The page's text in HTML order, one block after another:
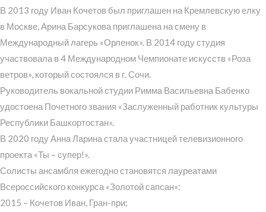
В 2013 году Иван Кочетов был приглашен на Кремлевскую елку
в Москве, Арина Барсукова приглашена на смену в
Международный лагерь «Орленок». В 2014 году студия
участвовала в 4 Международном Чемпионате искусств «Роза
ветров», который состоялся в г. Сочи.
Руководитель вокальной студии Римма Васильевна Бабенко
удостоена Почетного звания «Заслуженный работник культуры
Республики Башкортостан».
В 2020 году Анна Ларина стала участницей телевизионного
проекта «Ты – супер!».
Солисты ансамбля ежегодно становятся лауреатами
Всероссийского конкурса «Золотой сапсан»:
2015 – Кочетов Иван, Гран-при;